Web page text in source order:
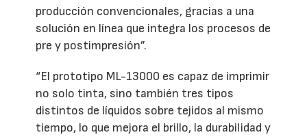
producción convencionales, gracias a una
solución en línea que integra los procesos de
pre y postimpresión”.
“El prototipo ML-13000 es capaz de imprimir
no solo tinta, sino también tres tipos
distintos de líquidos sobre tejidos al mismo
tiempo, lo que mejora el brillo, la durabilidad y